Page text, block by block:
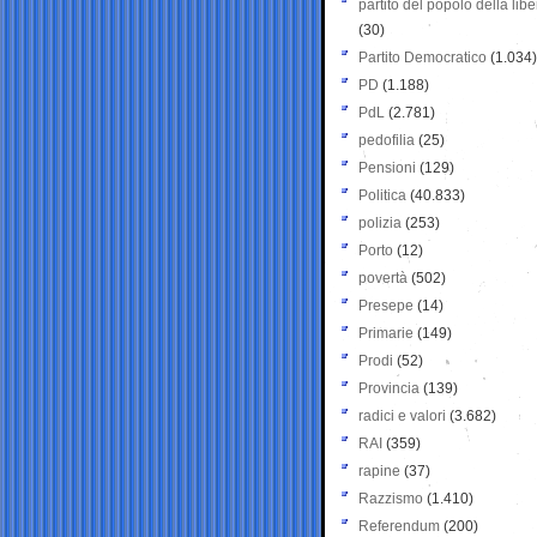
partito del popolo della
(30)
Partito Democratico (1.034)
PD (1.188)
PdL (2.781)
pedofilia (25)
Pensioni (129)
Politica (40.833)
polizia (253)
Porto (12)
povertà (502)
Presepe (14)
Primarie (149)
Prodi (52)
Provincia (139)
radici e valori (3.682)
RAI (359)
rapine (37)
Razzismo (1.410)
Referendum (200)